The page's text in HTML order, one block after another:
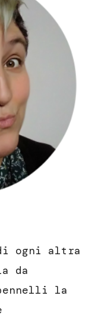
ogni altra
da
la